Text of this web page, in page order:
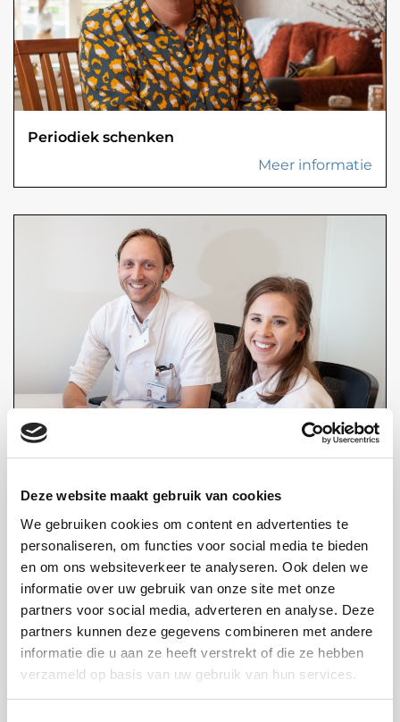
Deze website maakt gebruik van cookies
We gebruiken cookies om content en advertenties te
personaliseren, om functies voor social media te bieden
en om ons websiteverkeer te analyseren. Ook delen we
informatie over uw gebruik van onze site met onze
partners voor social media, adverteren en analyse. Deze
partners kunnen deze gegevens combineren met andere
informatie die u aan ze heeft verstrekt of die ze hebben
verzameld op basis van uw gebruik van hun services.
Periodiek schenken
Meer informatie
Help mee als bedrijf
Meer informatie